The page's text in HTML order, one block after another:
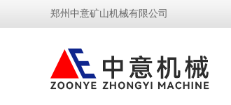
郑州中意矿山机械有限公司